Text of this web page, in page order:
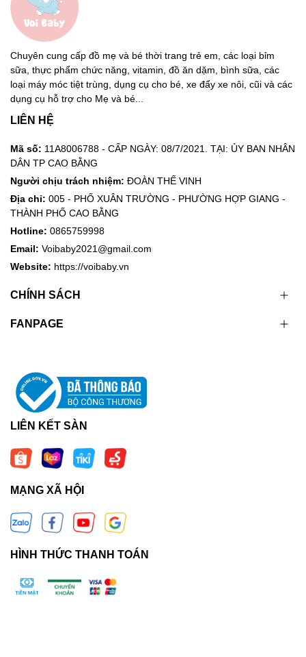
Chuyên cung cấp đồ mẹ và bé thời trang trẻ em, các loại bỉm
sữa, thực phẩm chức năng, vitamin, đồ ăn dặm, bình sữa, các
loại máy móc tiệt trùng, dụng cụ cho bé, xe đẩy xe nôi, cũi và các
dụng cụ hỗ trợ cho Mẹ và bé...
LIÊN HỆ
Mã số: 11A8006788 - CẤP NGÀY: 08/7/2021. TẠI: ỦY BAN NHÂN
DÂN TP CAO BẰNG
Người chịu trách nhiệm: ĐOÀN THẾ VINH
Địa chỉ: 005 - PHỐ XUÂN TRƯỜNG - PHƯỜNG HỢP GIANG -
THÀNH PHỐ CAO BẰNG
Hotline: 0865759998
Email: Voibaby2021@gmail.com
Website: https://voibaby.vn
CHÍNH SÁCH
FANPAGE
LIÊN KẾT SÀN
MẠNG XÃ HỘI
HÌNH THỨC THANH TOÁN